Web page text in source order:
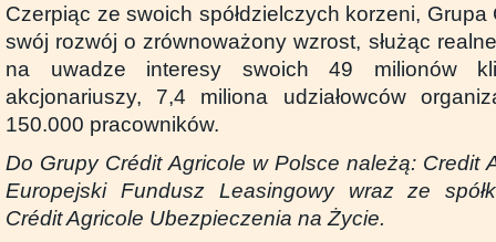
Czerpiąc ze swoich spółdzielczych korzeni, Grupa
swój rozwój o zrównoważony wzrost, służąc
na uwadze interesy swoich 49 milionów
akcjonariuszy, 7,4 miliona udziałowców
150.000 pracowników.
Do Grupy Crédit Agricole w Polsce należą: Credit
Europejski Fundusz Leasingowy wraz ze
Crédit Agricole Ubezpieczenia na Życie.